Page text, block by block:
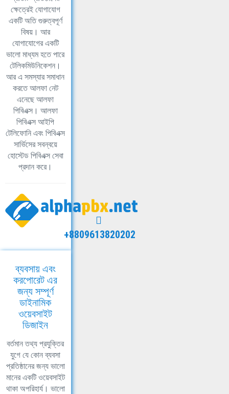
ক্ষেত্রেই যোগাযোগ
একটি অতি গুরুত্বপূর্ণ
বিষয়। আর
যোগাযোগের একটি
ভালো মাধ্যম হতে পারে
টেলিকমিউনিকেশন।
আর এ সমস্যার সমাধান
করতে আলফা নেট
এনেছে আলফা
পিবিএক্স। আলফা
পিবিএক্স আইপি
টেলিফোনি এবং পিবিএক্স
সার্ভিসের সবন্বয়ে
হোস্টেড পিবিএক্স সেবা
প্রদান করে।
+8809613820202
ব্যবসায় এবং
করপোরেট এর
জন্য সম্পূর্ণ
ডাইনামিক
ওয়েবসাইট
ডিজাইন
বর্তমান তথ্য প্রযুক্তির
যুগে যে কোন ব্যবসা
প্রতিষ্ঠানের জন্য ভালো
মানের একটি ওয়েবসাইট
থাকা অপরিহার্য। ভালো